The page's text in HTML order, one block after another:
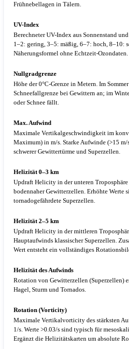
Frühnebellagen in Tälern.
UV-Index
Berechneter UV-Index aus Sonnenstand
1–2: gering, 3–5: mäßig, 6–7: hoch, 8–10:
Näherungsformel ohne Echtzeit-Ozondaten.
Nullgradgrenze
Höhe der 0°C-Grenze in Metern. Im
Schneefallgrenze bei Gewittern an; im
oder Schnee fällt.
Max. Aufwind
Maximale Vertikalgeschwindigkeit im
Maximum) in m/s. Starke Aufwinde (>15
schwerer Gewittertürme und Superzellen.
Helizität 0–3 km
Updraft Helicity in der unteren
bodennaher Gewitterzellen. Erhöhte Werte
tornadogefährdete Superzellen.
Helizität 2–5 km
Updraft Helicity in der mittleren
Hauptaufwinds klassischer Superzellen.
Wert entsteht ein vollständiges
Helizität des Aufwinds
Rotation von Gewitterzellen (Superzellen)
Hagel, Sturm und Tornados.
Rotation (Vorticity)
Maximale Vertikalvorticity des stärksten
1/s. Werte >0.03/s sind typisch für
Ergänzt die Helizitätskarten um absolute